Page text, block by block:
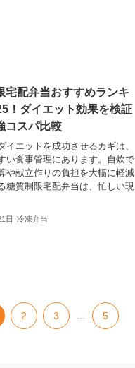
宅配弁当おすすめランキ
！ダイエット効果を検証
コスパ比較
イエットを成功させるカギは、
い食事管理にあります。自炊で
や献立作りの負担を大幅に軽減
糖質制限宅配弁当は、忙しい現
日 冷凍弁当
2 3 ... 5